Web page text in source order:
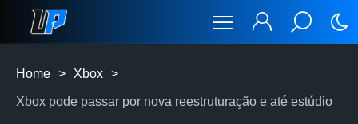
Home > Xbox >
Xbox pode passar por nova reestruturação e até estúdio